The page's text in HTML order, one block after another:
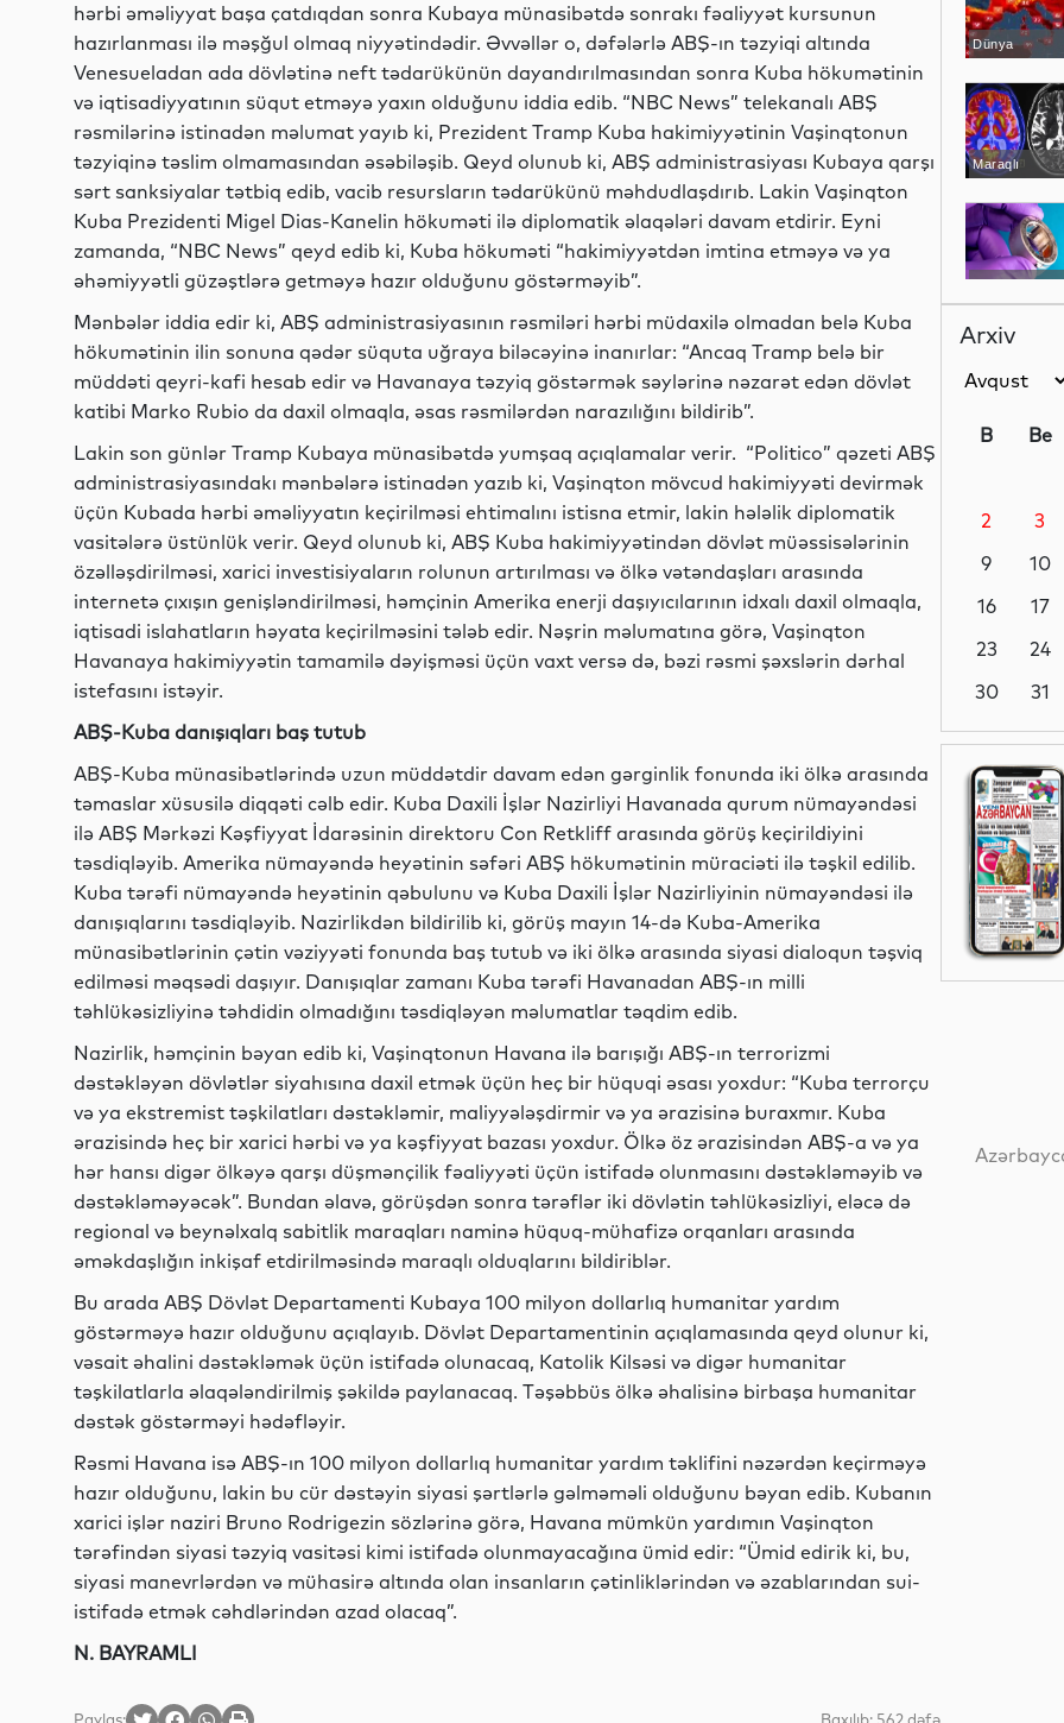
hərbi əməliyyat başa çatdıqdan sonra Kubaya münasibətdə sonrakı fəaliyyət kursunun
hazırlanması ilə məşğul olmaq niyyətindədir. Əvvəllər o, dəfələrlə ABŞ-ın təzyiqi altında
Venesueladan ada dövlətinə neft tədarükünün dayandırılmasından sonra Kuba hökumətinin
və iqtisadiyyatının süqut etməyə yaxın olduğunu iddia edib. “NBC News” telekanalı ABŞ
rəsmilərinə istinadən məlumat yayıb ki, Prezident Tramp Kuba hakimiyyətinin Vaşinqtonun
təzyiqinə təslim olmamasından əsəbiləşib. Qeyd olunub ki, ABŞ administrasiyası Kubaya qarşı
sərt sanksiyalar tətbiq edib, vacib resursların tədarükünü məhdudlaşdırıb. Lakin Vaşinqton
Kuba Prezidenti Migel Dias-Kanelin hökuməti ilə diplomatik əlaqələri davam etdirir. Eyni
zamanda, “NBC News” qeyd edib ki, Kuba hökuməti “hakimiyyətdən imtina etməyə və ya
əhəmiyyətli güzəştlərə getməyə hazır olduğunu göstərməyib”.
Mənbələr iddia edir ki, ABŞ administrasiyasının rəsmiləri hərbi müdaxilə olmadan belə Kuba
hökumətinin ilin sonuna qədər süquta uğraya biləcəyinə inanırlar: “Ancaq Tramp belə bir
müddəti qeyri-kafi hesab edir və Havanaya təzyiq göstərmək səylərinə nəzarət edən dövlət
katibi Marko Rubio da daxil olmaqla, əsas rəsmilərdən narazılığını bildirib”.
Lakin son günlər Tramp Kubaya münasibətdə yumşaq açıqlamalar verir. “Politico” qəzeti ABŞ
administrasiyasındakı mənbələrə istinadən yazıb ki, Vaşinqton mövcud hakimiyyəti devirmək
üçün Kubada hərbi əməliyyatın keçirilməsi ehtimalını istisna etmir, lakin hələlik diplomatik
vasitələrə üstünlük verir. Qeyd olunub ki, ABŞ Kuba hakimiyyətindən dövlət müəssisələrinin
özəlləşdirilməsi, xarici investisiyaların rolunun artırılması və ölkə vətəndaşları arasında
internetə çıxışın genişləndirilməsi, həmçinin Amerika enerji daşıyıcılarının idxalı daxil olmaqla,
iqtisadi islahatların həyata keçirilməsini tələb edir. Nəşrin məlumatına görə, Vaşinqton
Havanaya hakimiyyətin tamamilə dəyişməsi üçün vaxt versə də, bəzi rəsmi şəxslərin dərhal
istefasını istəyir.
ABŞ-Kuba danışıqları baş tutub
ABŞ-Kuba münasibətlərində uzun müddətdir davam edən gərginlik fonunda iki ölkə arasında
təmaslar xüsusilə diqqəti cəlb edir. Kuba Daxili İşlər Nazirliyi Havanada qurum nümayəndəsi
ilə ABŞ Mərkəzi Kəşfiyyat İdarəsinin direktoru Con Retkliff arasında görüş keçirildiyini
təsdiqləyib. Amerika nümayəndə heyətinin səfəri ABŞ hökumətinin müraciəti ilə təşkil edilib.
Kuba tərəfi nümayəndə heyətinin qəbulunu və Kuba Daxili İşlər Nazirliyinin nümayəndəsi ilə
danışıqlarını təsdiqləyib. Nazirlikdən bildirilib ki, görüş mayın 14-də Kuba-Amerika
münasibətlərinin çətin vəziyyəti fonunda baş tutub və iki ölkə arasında siyasi dialoqun təşviq
edilməsi məqsədi daşıyır. Danışıqlar zamanı Kuba tərəfi Havanadan ABŞ-ın milli
təhlükəsizliyinə təhdidin olmadığını təsdiqləyən məlumatlar təqdim edib.
Nazirlik, həmçinin bəyan edib ki, Vaşinqtonun Havana ilə barışığı ABŞ-ın terrorizmi
dəstəkləyən dövlətlər siyahısına daxil etmək üçün heç bir hüquqi əsası yoxdur: “Kuba terrorçu
və ya ekstremist təşkilatları dəstəkləmir, maliyyələşdirmir və ya ərazisinə buraxmır. Kuba
ərazisində heç bir xarici hərbi və ya kəşfiyyat bazası yoxdur. Ölkə öz ərazisindən ABŞ-a və ya
hər hansı digər ölkəyə qarşı düşmənçilik fəaliyyəti üçün istifadə olunmasını dəstəkləməyib və
dəstəkləməyəcək”. Bundan əlavə, görüşdən sonra tərəflər iki dövlətin təhlükəsizliyi, eləcə də
regional və beynəlxalq sabitlik maraqları naminə hüquq-mühafizə orqanları arasında
əməkdaşlığın inkişaf etdirilməsində maraqlı olduqlarını bildiriblər.
Bu arada ABŞ Dövlət Departamenti Kubaya 100 milyon dollarlıq humanitar yardım
göstərməyə hazır olduğunu açıqlayıb. Dövlət Departamentinin açıqlamasında qeyd olunur ki,
vəsait əhalini dəstəkləmək üçün istifadə olunacaq, Katolik Kilsəsi və digər humanitar
təşkilatlarla əlaqələndirilmiş şəkildə paylanacaq. Təşəbbüs ölkə əhalisinə birbaşa humanitar
dəstək göstərməyi hədəfləyir.
Rəsmi Havana isə ABŞ-ın 100 milyon dollarlıq humanitar yardım təklifini nəzərdən keçirməyə
hazır olduğunu, lakin bu cür dəstəyin siyasi şərtlərlə gəlməməli olduğunu bəyan edib. Kubanın
xarici işlər naziri Bruno Rodrigezin sözlərinə görə, Havana mümkün yardımın Vaşinqton
tərəfindən siyasi təzyiq vasitəsi kimi istifadə olunmayacağına ümid edir: “Ümid edirik ki, bu,
siyasi manevrlərdən və mühasirə altında olan insanların çətinliklərindən və əzablarından sui-
istifadə etmək cəhdlərindən azad olacaq”.
N. BAYRAMLI
Dünya
Maraqlı
Maraqlı
Siyasət
Siyasət
Siyasət
Dünya
Arxiv
B Be
2
3
9
10
16
17
23
24
30
31